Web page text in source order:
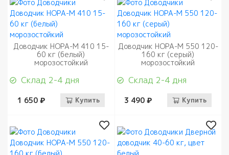
Доводчик НОРА-М 410 15-
60 кг (белый)
морозостойкий
Склад 2-4 дня
1 650 ₽ Купить
Доводчик НОРА-М 550 120-
160 кг (серый)
морозостойкий
Склад 2-4 дня
3 490 ₽ Купить